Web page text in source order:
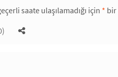
saate ulaşılamadığı için * bir